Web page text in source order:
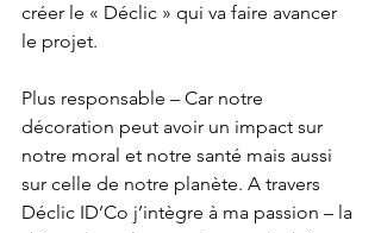
créer le « Déclic » qui va faire avancer
le projet.
Plus responsable – Car notre
décoration peut avoir un impact sur
notre moral et notre santé mais aussi
sur celle de notre planète. A travers
Déclic ID’Co j’intègre à ma passion – la